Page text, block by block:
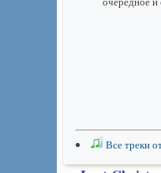
Все треки